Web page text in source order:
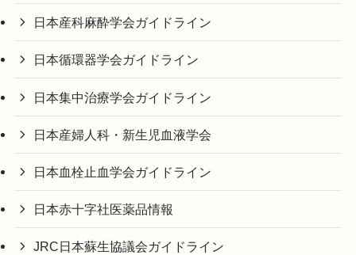
日本産科麻酔学会ガイドライン
日本循環器学会ガイドライン
日本集中治療学会ガイドライン
日本産婦人科・新生児血液学会
日本血栓止血学会ガイドライン
日本赤十字社医薬品情報
JRC日本蘇生協議会ガイドライン